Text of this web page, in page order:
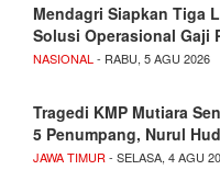
Mendagri Siapkan Tiga
Solusi Operasional Gaji
NASIONAL - RABU, 5 AGU 2026
Tragedi KMP Mutiara
5 Penumpang, Nurul
JAWA TIMUR - SELASA, 4 AGU